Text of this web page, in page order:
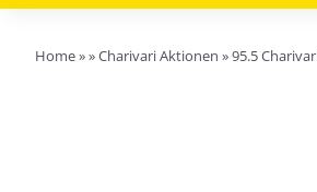
Home»»Charivari Aktionen »95.5